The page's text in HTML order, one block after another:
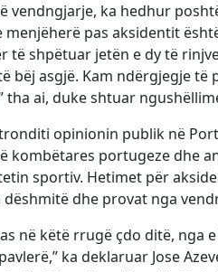
vendngjarje, ka hedhur
menjëherë pas aksidentit
të shpëtuar jetën e dy të
bëj asgjë. Kam ndërgjegje të
tha ai, duke shtuar
opinionin publik në
kombëtares portugeze dhe
sportiv. Hetimet për
dhe provat nga
në këtë rrugë çdo ditë, nga
ka deklaruar Jose